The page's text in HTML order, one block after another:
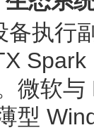
备执行
微软
型